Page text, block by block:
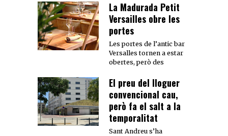
La Madurada Petit
Versailles obre les
portes
Les portes de l’antic bar
Versalles tornen a estar
obertes, però des
El preu del lloguer
convencional cau,
però fa el salt a la
temporalitat
Sant Andreu s’ha